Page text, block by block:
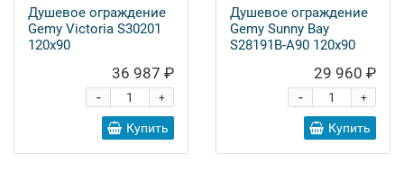
Душевое ограждение
Gemy Victoria S30201
120x90
36 987 ₽
+
-
Купить
Душевое ограждение
Gemy Sunny Bay
S28191B-A90 120x90
29 960 ₽
+
-
Купить